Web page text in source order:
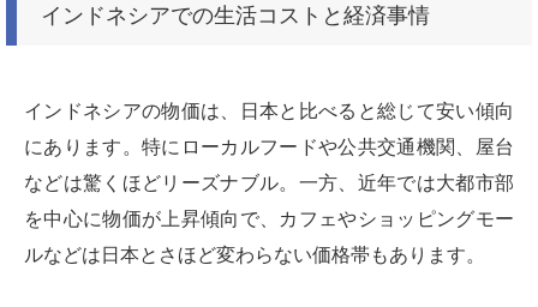
インドネシアでの生活コストと経済事情
インドネシアの物価は、日本と比べると総じて安い傾向
にあります。特にローカルフードや公共交通機関、屋台
などは驚くほどリーズナブル。一方、近年では大都市部
を中心に物価が上昇傾向で、カフェやショッピングモー
ルなどは日本とさほど変わらない価格帯もあります。